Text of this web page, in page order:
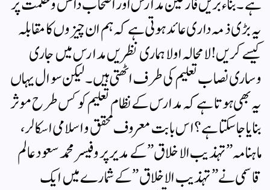
یہ بڑی ذمہ داری عائد ہوتی ہے کہ ہم ان چیزوں کا مقابلہ
کیسے کریں! لا محالہ اولا ہماری نظریں مدارس میں جاری
وساری نصاب تعلیم کی طرف اٹھتی ہیں۔ لیکن سوال یہاں
یہ بھی ہوتا ہے کہ مدارس کے نظام تعلیم کو کس طرح موثر
بنایا جاسکتا ہے؟ اس بابت معروف محقق و اسلامی اسکالر ،
ماہنامہ” تہذیب الاخلاق” کے مدیر پروفیسر محمد سعود عالم
قاسمی نے ” تہذیب الاخلاق ” کے شمارے میں ایک